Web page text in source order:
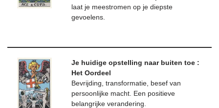
laat je meestromen op je diepste
gevoelens.
Je huidige opstelling naar buiten toe :
Het Oordeel
Bevrijding, transformatie, besef van
persoonlijke macht. Een positieve
belangrijke verandering.